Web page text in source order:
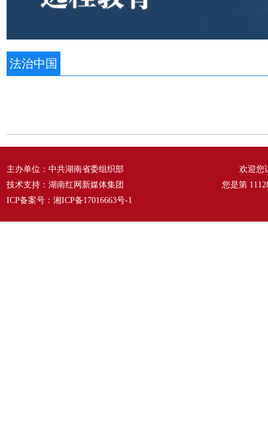
法治中国
主办单位：中共湖南省委组织部
技术支持：湖南红网新媒体集团
ICP备案号： 湘ICP备17016663号-1
欢迎您
您是第